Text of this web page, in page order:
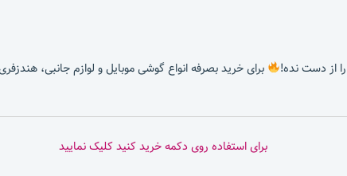
برای خرید بصرفه انواع گوشی موبایل و لوازم جانبی،
برای استفاده روی دکمه خرید کنید کلیک نمایید